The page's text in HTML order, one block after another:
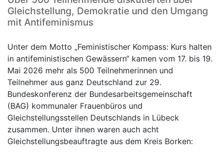
Gleichstellung, Demokratie und den Umgang
mit Antifeminismus
Unter dem Motto „Feministischer Kompass: Kurs halten
in antifeministischen Gewässern“ kamen vom 17. bis 19.
Mai 2026 mehr als 500 Teilnehmerinnen und
Teilnehmer aus ganz Deutschland zur 29.
Bundeskonferenz der Bundesarbeitsgemeinschaft
(BAG) kommunaler Frauenbüros und
Gleichstellungsstellen Deutschlands in Lübeck
zusammen. Unter ihnen waren auch acht
Gleichstellungsbeauftragte aus dem Kreis Borken: